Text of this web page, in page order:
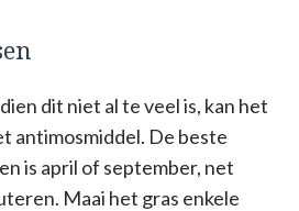
dit niet al te veel is, kan het
antimosmiddel. De beste
is april of september, net
Maai het gras enkele